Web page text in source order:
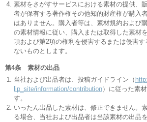
素材をさがすサービスにおける素材の提供、
者が保有する著作権その他知的財産権が購入
はありません。購入者等は、素材規約および
の素材情報に従い、購入または取得した素材
項および第2項の権利を侵害するまたは侵害
ないものとします。
第4条 素材の出品
当社および出品者は、投稿ガイドライン（
lip_site/information/contribution）に従った素
す。
いったん出品した素材は、修正できません。
る場合、当社および出品者は当該素材の出品